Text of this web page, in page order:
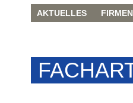
AKTUELLES